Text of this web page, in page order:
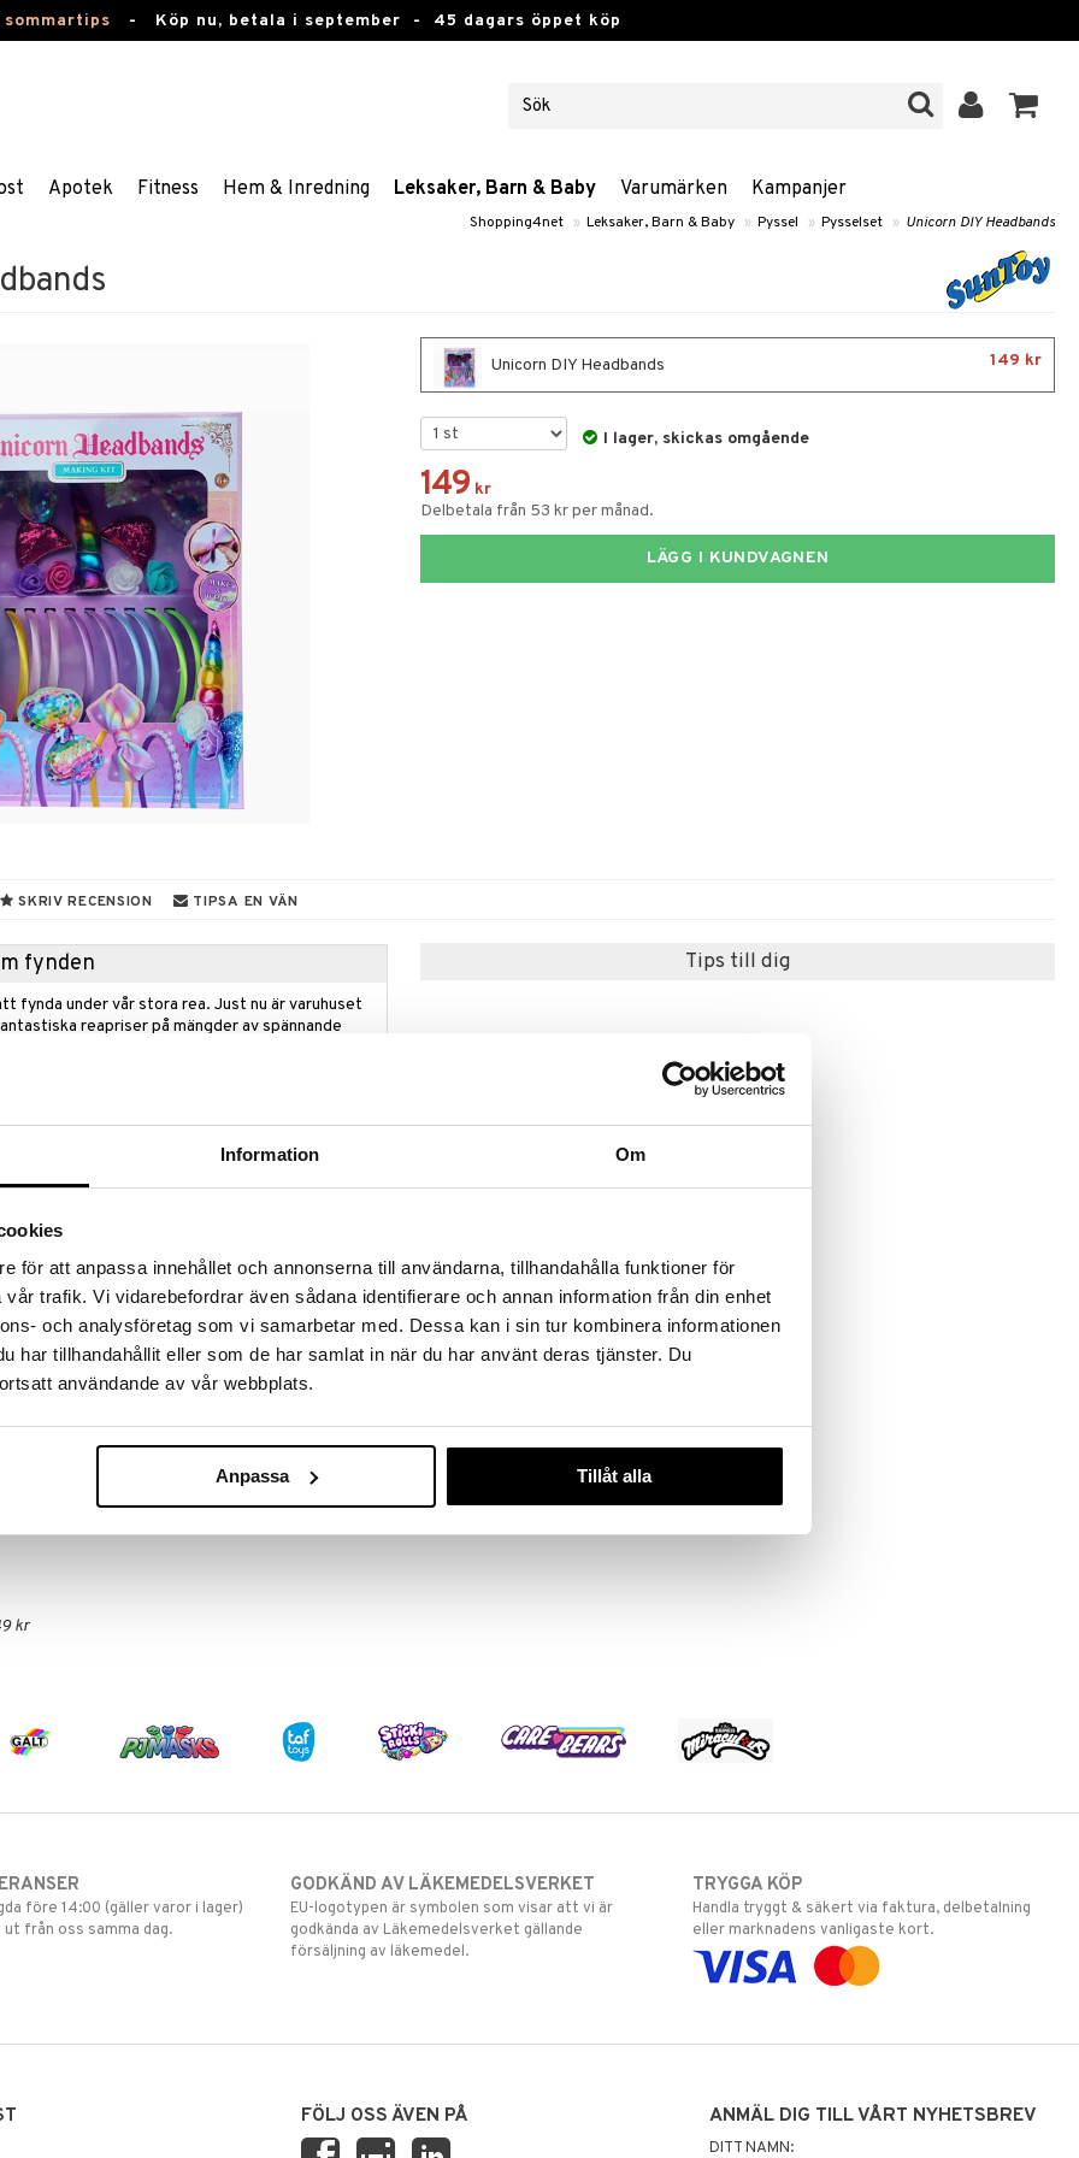
Information Om
för att anpassa innehållet och annonserna till användarna, tillhandahålla funktioner för
trafik. Vi vidarebefordrar även sådana identifierare och annan information från din enhet
och analysföretag som vi samarbetar med. Dessa kan i sin tur kombinera informationen
har tillhandahållit eller som de har samlat in när du har använt deras tjänster. Du
användande av vår webbplats.
Anpassa Tillåt alla
- Köp nu, betala i september - 45 dagars öppet köp
Apotek Fitness Hem & Inredning Leksaker, Barn & Baby Varumärken Kampanjer
Shopping4net » Leksaker, Barn & Baby » Pyssel » Pysselset » Unicorn DIY Headbands
Unicorn DIY Headbands 149 kr
I lager, skickas omgående
149 kr
Delbetala från 53 kr per månad.
LÄGG I KUNDVAGNEN
SKRIV RECENSION TIPSA EN VÄN
fynden
fynda under vår stora rea. Just nu är varuhuset
reapriser på mängder av spännande
pysselset för alla kreativa! Du kan göra 10 unika
av alla tillbehör som följer med.
din outfit eller för speciella tillfällen.
kr
Tips till dig
SUNTOY
79 kr
före 14:00 (gäller varor i lager)
från oss samma dag.
GODKÄND AV LÄKEMEDELSVERKET
EU-logotypen är symbolen som visar att vi är
godkända av Läkemedelsverket gällande
försäljning av läkemedel.
TRYGGA KÖP
Handla tryggt & säkert via faktura, delbetalning
eller marknadens vanligaste kort.
FÖLJ OSS ÄVEN PÅ ANMÄL DIG TILL VÅRT NYHETSBREV
DITT NAMN: